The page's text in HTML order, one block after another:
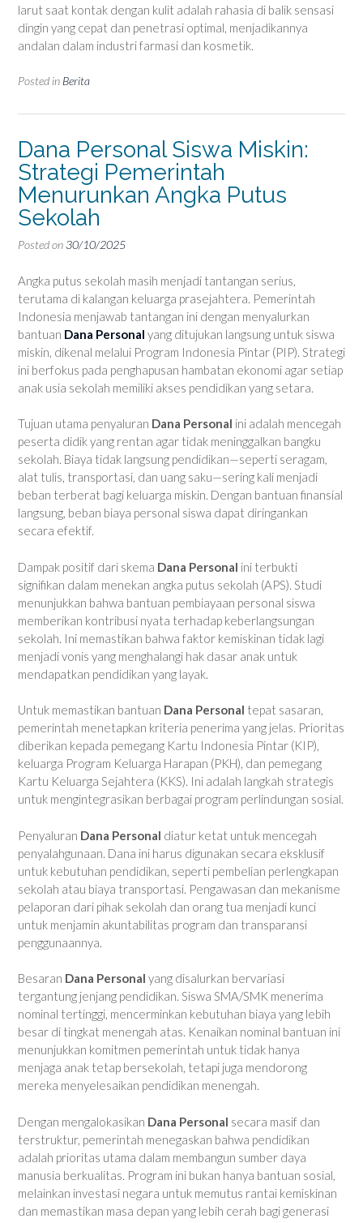
larut saat kontak dengan kulit adalah rahasia di balik sensasi
dingin yang cepat dan penetrasi optimal, menjadikannya
andalan dalam industri farmasi dan kosmetik.
Posted in Berita
Dana Personal Siswa Miskin:
Strategi Pemerintah
Menurunkan Angka Putus
Sekolah
Posted on 30/10/2025
Angka putus sekolah masih menjadi tantangan serius,
terutama di kalangan keluarga prasejahtera. Pemerintah
Indonesia menjawab tantangan ini dengan menyalurkan
bantuan Dana Personal yang ditujukan langsung untuk siswa
miskin, dikenal melalui Program Indonesia Pintar (PIP). Strategi
ini berfokus pada penghapusan hambatan ekonomi agar setiap
anak usia sekolah memiliki akses pendidikan yang setara.
Tujuan utama penyaluran Dana Personal ini adalah mencegah
peserta didik yang rentan agar tidak meninggalkan bangku
sekolah. Biaya tidak langsung pendidikan—seperti seragam,
alat tulis, transportasi, dan uang saku—sering kali menjadi
beban terberat bagi keluarga miskin. Dengan bantuan finansial
langsung, beban biaya personal siswa dapat diringankan
secara efektif.
Dampak positif dari skema Dana Personal ini terbukti
signifikan dalam menekan angka putus sekolah (APS). Studi
menunjukkan bahwa bantuan pembiayaan personal siswa
memberikan kontribusi nyata terhadap keberlangsungan
sekolah. Ini memastikan bahwa faktor kemiskinan tidak lagi
menjadi vonis yang menghalangi hak dasar anak untuk
mendapatkan pendidikan yang layak.
Untuk memastikan bantuan Dana Personal tepat sasaran,
pemerintah menetapkan kriteria penerima yang jelas. Prioritas
diberikan kepada pemegang Kartu Indonesia Pintar (KIP),
keluarga Program Keluarga Harapan (PKH), dan pemegang
Kartu Keluarga Sejahtera (KKS). Ini adalah langkah strategis
untuk mengintegrasikan berbagai program perlindungan sosial.
Penyaluran Dana Personal diatur ketat untuk mencegah
penyalahgunaan. Dana ini harus digunakan secara eksklusif
untuk kebutuhan pendidikan, seperti pembelian perlengkapan
sekolah atau biaya transportasi. Pengawasan dan mekanisme
pelaporan dari pihak sekolah dan orang tua menjadi kunci
untuk menjamin akuntabilitas program dan transparansi
penggunaannya.
Besaran Dana Personal yang disalurkan bervariasi
tergantung jenjang pendidikan. Siswa SMA/SMK menerima
nominal tertinggi, mencerminkan kebutuhan biaya yang lebih
besar di tingkat menengah atas. Kenaikan nominal bantuan ini
menunjukkan komitmen pemerintah untuk tidak hanya
menjaga anak tetap bersekolah, tetapi juga mendorong
mereka menyelesaikan pendidikan menengah.
Dengan mengalokasikan Dana Personal secara masif dan
terstruktur, pemerintah menegaskan bahwa pendidikan
adalah prioritas utama dalam membangun sumber daya
manusia berkualitas. Program ini bukan hanya bantuan sosial,
melainkan investasi negara untuk memutus rantai kemiskinan
dan memastikan masa depan yang lebih cerah bagi generasi